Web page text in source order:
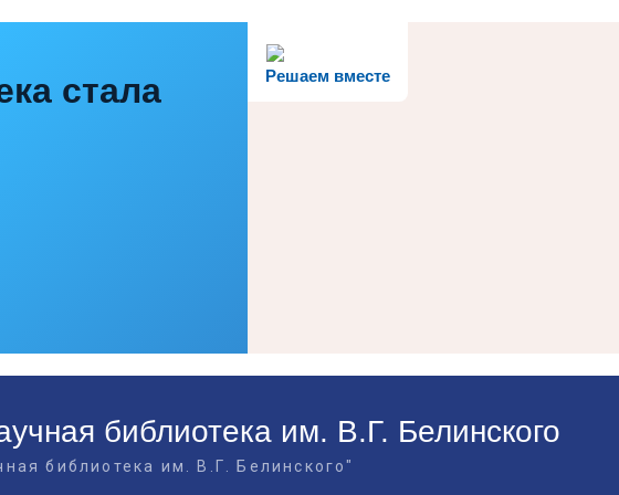
Решаем вместе
стала
библиотека им. В.Г. Белинского
библиотека им. В.Г. Белинского"